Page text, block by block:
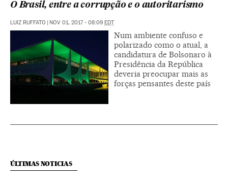
O Brasil, entre a corrupção e o autoritarismo
LUIZ RUFFATO | NOV 01, 2017 - 08:09 EDT
Num ambiente confuso e
polarizado como o atual, a
candidatura de Bolsonaro à
Presidência da República
deveria preocupar mais as
forças pensantes deste país
ÚLTIMAS NOTICIAS